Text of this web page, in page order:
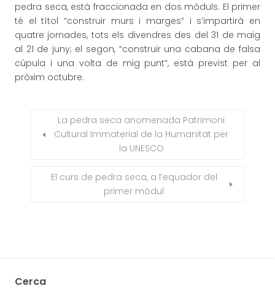
pedra seca, està fraccionada en dos mòduls. El primer
té el títol “construir murs i marges” i s’impartirà en
quatre jornades, tots els divendres des del 31 de maig
al 21 de juny; el segon, “construir una cabana de falsa
cúpula i una volta de mig punt”, està previst per al
pròxim octubre.
La pedra seca anomenada Patrimoni
Cultural Immaterial de la Humanitat per
la UNESCO
El curs de pedra seca, a l’equador del
primer mòdul
Cerca